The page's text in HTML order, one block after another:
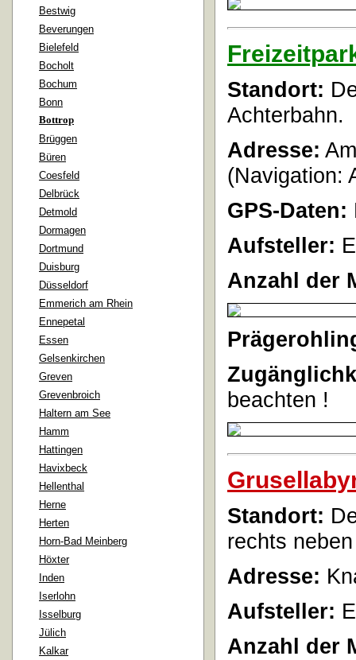
Bestwig
Beverungen
Bielefeld
Bocholt
Bochum
Bonn
Bottrop
Brüggen
Büren
Coesfeld
Delbrück
Detmold
Dormagen
Dortmund
Duisburg
Düsseldorf
Emmerich am Rhein
Ennepetal
Essen
Gelsenkirchen
Greven
Grevenbroich
Haltern am See
Hamm
Hattingen
Havixbeck
Hellenthal
Herne
Herten
Horn-Bad Meinberg
Höxter
Inden
Iserlohn
Isselburg
Jülich
Kalkar
Standort:
Achterbahn.
Adresse:
(Navigation:
GPS-Daten:
Aufsteller:
Anzahl der
beachten !
Standort:
rechts
Adresse:
Aufsteller:
Anzahl der